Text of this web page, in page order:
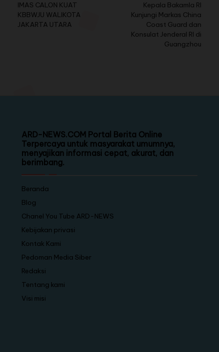
IMAS CALON KUAT
KBBWJU WALIKOTA
JAKARTA UTARA
Kepala Bakamla RI
Kunjungi Markas China
Coast Guard dan
Konsulat Jenderal RI di
Guangzhou
ARD-NEWS.COM Portal Berita Online
Terpercaya untuk masyarakat umumnya,
menyajikan informasi cepat, akurat, dan
berimbang.
Beranda
Blog
Chanel You Tube ARD-NEWS
Kebijakan privasi
Kontak Kami
Pedoman Media Siber
Redaksi
Tentang kami
Visi misi